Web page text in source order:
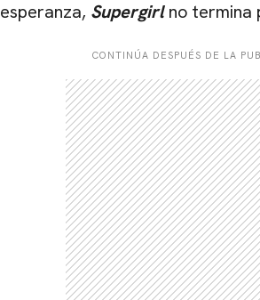
esperanza, Supergirlno termina
CONTINÚA DESPUÉS DE LA